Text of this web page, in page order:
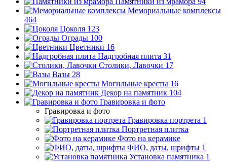
Мемориальные комплексы
464
Цоколя 123
Ограды 100
Цветники 16
Надгробная плита 31
Столики, Лавочки 17
Вазы 28
Могильные кресты 16
Декор на памятник 104
Гравировка и фото
Гравировка и фото
Гравировка портрета 1
Портретная плитка
Фото на керамике
ФИО, даты, шрифты 1
Установка памятника 1